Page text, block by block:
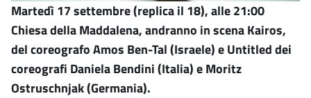
Martedì 17 settembre (replica il 18), alle 21:00
Chiesa della Maddalena, andranno in scena Kairos,
del coreografo Amos Ben-Tal (Israele) e Untitled dei
coreografi Daniela Bendini (Italia) e Moritz
Ostruschnjak (Germania).